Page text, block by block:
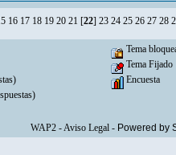
16 17 18 19 20 21 [22] 23 24 25 26 27 28
Tema
Tema Fijado
Encuesta
WAP2-Aviso Legal- Powered by